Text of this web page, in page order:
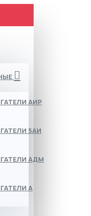
АИР
5АИ
АДМ
А